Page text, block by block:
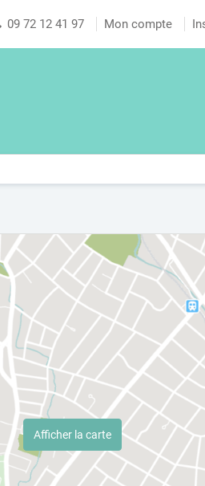
09 72 12 41 97 Mon compte
Afficher la carte